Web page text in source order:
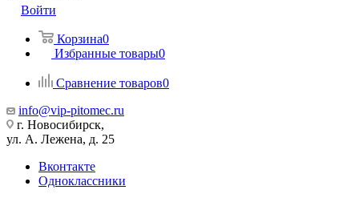
Войти
Корзина0
Избранные товары0
Сравнение товаров0
info@vip-pitomec.ru
г. Новосибирск,
ул. А. Лежена, д. 25
Вконтакте
Одноклассники